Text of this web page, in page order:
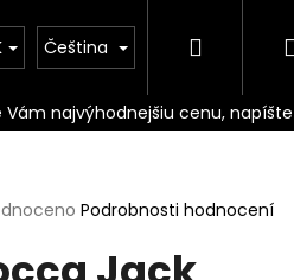
Doprava
Čeština Hledat
Podrobnosti hodnocení